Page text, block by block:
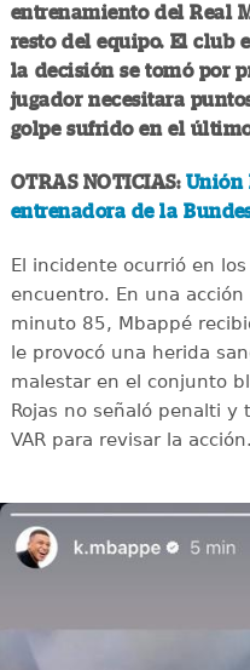
entrenamiento del Real
resto del equipo. El club
la decisión se tomó por
jugador necesitara
golpe sufrido en el
OTRAS NOTICIAS: Unión
entrenadora de la
El incidente ocurrió en
encuentro. En una
minuto 85, Mbappé
le provocó una herida
malestar en el conjunto
Rojas no señaló penalti
VAR para revisar la acción.